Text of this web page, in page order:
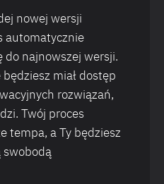
nowej wersji
automatycznie
do najnowszej wersji.
miał dostęp
rozwiązań,
Twój proces
tempa, a Ty będziesz
swobodą